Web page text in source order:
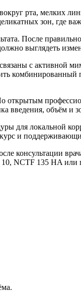
рта, мелких
зон, где
После
выглядеть
с активной
введения, объём и
для локальной
и
консультации
NCTF 135 HA